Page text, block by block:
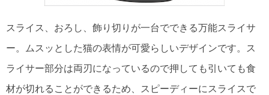
スライス、おろし、飾り切りが一台でできる万能スライサ
ー。ムスッとした猫の表情が可愛らしいデザインです。ス
ライサー部分は両刃になっているので押しても引いても食
材が切れることができるため、スピーディーにスライスで